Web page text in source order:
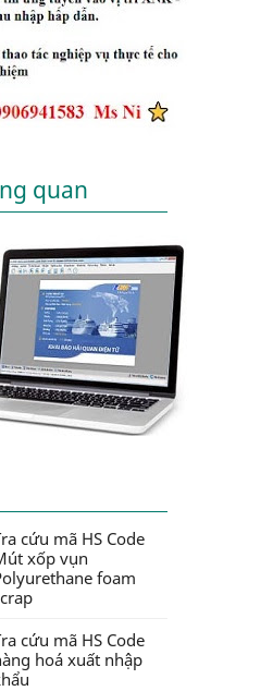
quan
cứu mã HS Code
xốp vụn
foam
cứu mã HS Code
hoá xuất nhập